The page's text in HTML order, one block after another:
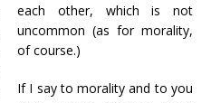
each other, which is not
uncommon (as for morality,
of course.)
If I say to morality and to you